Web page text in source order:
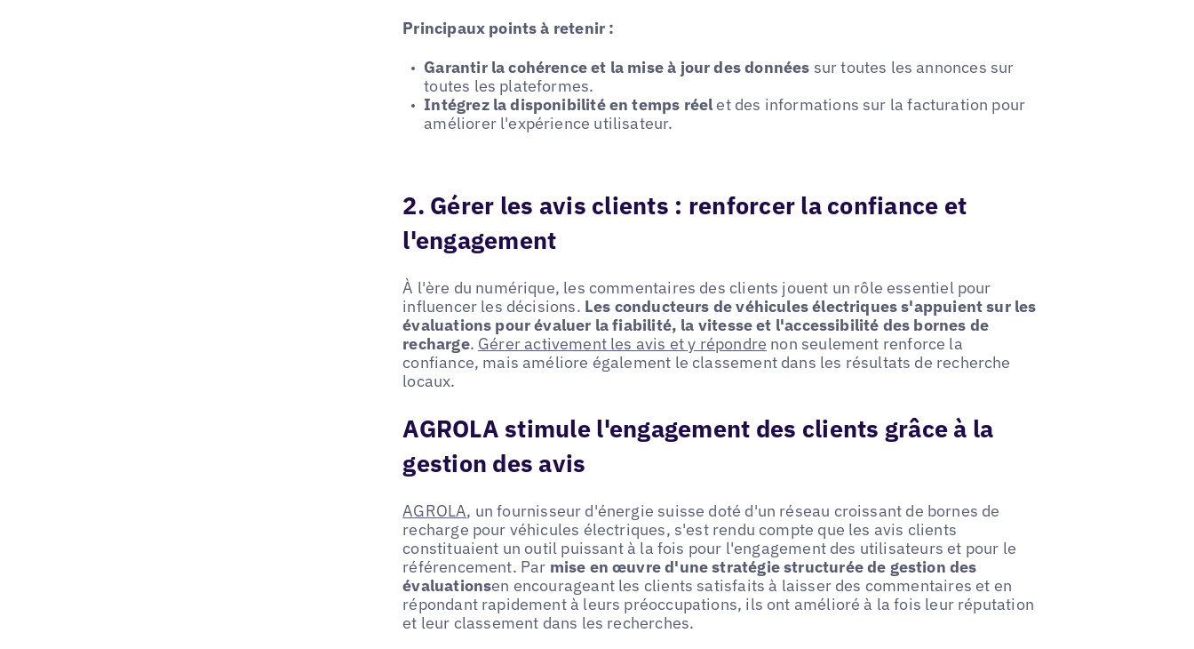
Principaux points à retenir :
Garantir la cohérence et la mise à jour des données sur toutes les annonces sur
toutes les plateformes.
Intégrez la disponibilité en temps réel et des informations sur la facturation pour
améliorer l'expérience utilisateur.
2. Gérer les avis clients : renforcer la confiance et
l'engagement
À l'ère du numérique, les commentaires des clients jouent un rôle essentiel pour
influencer les décisions. Les conducteurs de véhicules électriques s'appuient sur les
évaluations pour évaluer la fiabilité, la vitesse et l'accessibilité des bornes de
recharge. Gérer activement les avis et y répondre non seulement renforce la
confiance, mais améliore également le classement dans les résultats de recherche
locaux.
AGROLA stimule l'engagement des clients grâce à la
gestion des avis
AGROLA, un fournisseur d'énergie suisse doté d'un réseau croissant de bornes de
recharge pour véhicules électriques, s'est rendu compte que les avis clients
constituaient un outil puissant à la fois pour l'engagement des utilisateurs et pour le
référencement. Par mise en œuvre d'une stratégie structurée de gestion des
évaluationsen encourageant les clients satisfaits à laisser des commentaires et en
répondant rapidement à leurs préoccupations, ils ont amélioré à la fois leur réputation
et leur classement dans les recherches.